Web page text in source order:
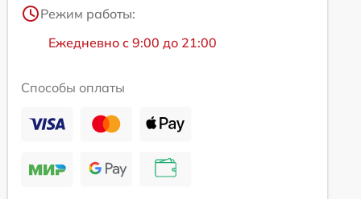
Режим работы:
Ежедневно с 9:00 до 21:00
Способы оплаты